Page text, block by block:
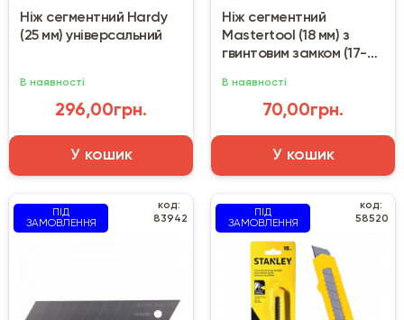
Ніж сегментний Hardy
(25 мм) універсальний
В наявності
296,00грн.
У кошик
Ніж сегментний
Mastertool (18 мм) з
гвинтовим замком (17-
В наявності
70,00грн.
У кошик
ПІД
ЗАМОВЛЕННЯ
код:
83942
ПІД
ЗАМОВЛЕННЯ
код:
58520